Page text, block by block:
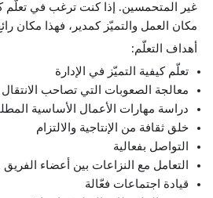
غير المتحمسين. إذا كنت ترغب في تعلّم
مكان العمل والتميّز كمدير، فهذا مكان
أهداف التعلّم:
تعلّم كيفية التميّز في الإدارة
معالجة الصعوبات التي تصاحب
دراسة مهارات الأعمال الأساسية
خلق ثقافة من الإنتاجية والالتزام
التواصل بفعالية
التعامل مع النزاعات بين أعضاء الفريق
قيادة اجتماعات فعّالة